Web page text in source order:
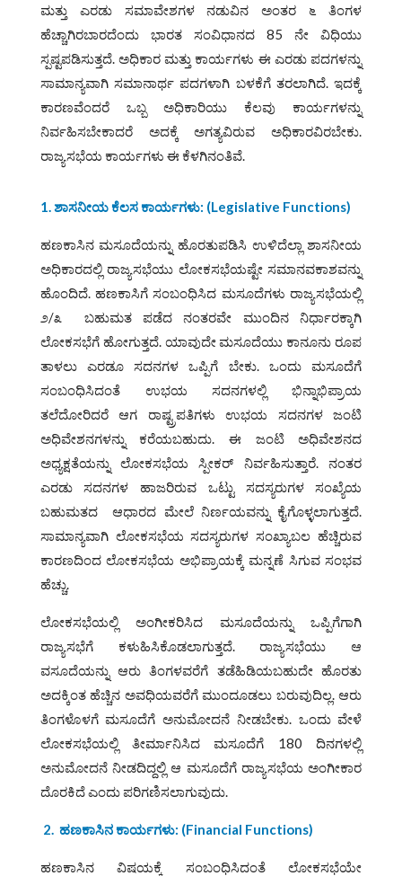
ಮತ್ತು ಎರಡು ಸಮಾವೇಶಗಳ ನಡುವಿನ ಅಂತರ ೬ ತಿಂಗಳ
ಹೆಚ್ಚಾಗಿರಬಾರದೆಂದು ಭಾರತ ಸಂವಿಧಾನದ 85 ನೇ ವಿಧಿಯು
ಸ್ಪಷ್ಟಪಡಿಸುತ್ತದೆ. ಅಧಿಕಾರ ಮತ್ತು ಕಾರ್ಯಗಳು ಈ ಎರಡು ಪದಗಳನ್ನು
ಸಾಮಾನ್ಯವಾಗಿ ಸಮಾನಾರ್ಥ ಪದಗಳಾಗಿ ಬಳಕೆಗೆ ತರಲಾಗಿದೆ. ಇದಕ್ಕೆ
ಕಾರಣವೆಂದರೆ ಒಬ್ಬ ಅಧಿಕಾರಿಯು ಕೆಲವು ಕಾರ್ಯಗಳನ್ನು
ನಿರ್ವಹಿಸಬೇಕಾದರೆ ಅದಕ್ಕೆ ಅಗತ್ಯವಿರುವ ಅಧಿಕಾರವಿರಬೇಕು.
ರಾಜ್ಯಸಭೆಯ ಕಾರ್ಯಗಳು ಈ ಕೆಳಗಿನಂತಿವೆ.
1. ಶಾಸನೀಯ ಕೆಲಸ ಕಾರ್ಯಗಳು: (Legislative Functions)
ಹಣಕಾಸಿನ ಮಸೂದೆಯನ್ನು ಹೊರತುಪಡಿಸಿ ಉಳಿದೆಲ್ಲಾ ಶಾಸನೀಯ
ಅಧಿಕಾರದಲ್ಲಿ ರಾಜ್ಯಸಭೆಯು ಲೋಕಸಭೆಯಷ್ಟೇ ಸಮಾನವಕಾಶವನ್ನು
ಹೊಂದಿದೆ. ಹಣಕಾಸಿಗೆ ಸಂಬಂಧಿಸಿದ ಮಸೂದೆಗಳು ರಾಜ್ಯಸಭೆಯಲ್ಲಿ
೨/೩ ಬಹುಮತ ಪಡೆದ ನಂತರವೇ ಮುಂದಿನ ನಿರ್ಧಾರಕ್ಕಾಗಿ
ಲೋಕಸಭೆಗೆ ಹೋಗುತ್ತದೆ. ಯಾವುದೇ ಮಸೂದೆಯು ಕಾನೂನು ರೂಪ
ತಾಳಲು ಎರಡೂ ಸದನಗಳ ಒಪ್ಪಿಗೆ ಬೇಕು. ಒಂದು ಮಸೂದೆಗೆ
ಸಂಬಂಧಿಸಿದಂತೆ ಉಭಯ ಸದನಗಳಲ್ಲಿ ಭಿನ್ನಾಭಿಪ್ರಾಯ
ತಲೆದೋರಿದರೆ ಆಗ ರಾಷ್ಟ್ರಪತಿಗಳು ಉಭಯ ಸದನಗಳ ಜಂಟಿ
ಅಧಿವೇಶನಗಳನ್ನು ಕರೆಯಬಹುದು. ಈ ಜಂಟಿ ಅಧಿವೇಶನದ
ಅಧ್ಯಕ್ಷತೆಯನ್ನು ಲೋಕಸಭೆಯ ಸ್ಪೀಕರ್ ನಿರ್ವಹಿಸುತ್ತಾರೆ. ನಂತರ
ಎರಡು ಸದನಗಳ ಹಾಜರಿರುವ ಒಟ್ಟು ಸದಸ್ಯರುಗಳ ಸಂಖ್ಯೆಯ
ಬಹುಮತದ ಆಧಾರದ ಮೇಲೆ ನಿರ್ಣಯವನ್ನು ಕೈಗೊಳ್ಳಲಾಗುತ್ತದೆ.
ಸಾಮಾನ್ಯವಾಗಿ ಲೋಕಸಭೆಯ ಸದಸ್ಯರುಗಳ ಸಂಖ್ಯಾಬಲ ಹೆಚ್ಚಿರುವ
ಕಾರಣದಿಂದ ಲೋಕಸಭೆಯ ಅಭಿಪ್ರಾಯಕ್ಕೆ ಮನ್ನಣೆ ಸಿಗುವ ಸಂಭವ
ಹೆಚ್ಚು.
ಲೋಕಸಭೆಯಲ್ಲಿ ಅಂಗೀಕರಿಸಿದ ಮಸೂದೆಯನ್ನು ಒಪ್ಪಿಗೆಗಾಗಿ
ರಾಜ್ಯಸಭೆಗೆ ಕಳುಹಿಸಿಕೊಡಲಾಗುತ್ತದೆ. ರಾಜ್ಯಸಭೆಯು ಆ
ವಸೂದೆಯನ್ನು ಆರು ತಿಂಗಳವರೆಗೆ ತಡೆಹಿಡಿಯಬಹುದೇ ಹೊರತು
ಅದಕ್ಕಿಂತ ಹೆಚ್ಚಿನ ಅವಧಿಯವರೆಗೆ ಮುಂದೂಡಲು ಬರುವುದಿಲ್ಲ. ಆರು
ತಿಂಗಳೊಳಗೆ ಮಸೂದೆಗೆ ಅನುಮೋದನೆ ನೀಡಬೇಕು. ಒಂದು ವೇಳೆ
ಲೋಕಸಭೆಯಲ್ಲಿ ತೀರ್ಮಾನಿಸಿದ ಮಸೂದೆಗೆ 180 ದಿನಗಳಲ್ಲಿ
ಅನುಮೋದನೆ ನೀಡದಿದ್ದಲ್ಲಿ ಆ ಮಸೂದೆಗೆ ರಾಜ್ಯಸಭೆಯ ಅಂಗೀಕಾರ
ದೊರಕಿದೆ ಎಂದು ಪರಿಗಣಿಸಲಾಗುವುದು.
2. ಹಣಕಾಸಿನ ಕಾರ್ಯಗಳು: (Financial Functions)
ಹಣಕಾಸಿನ ವಿಷಯಕ್ಕೆ ಸಂಬಂಧಿಸಿದಂತೆ ಲೋಕಸಭೆಯೇ